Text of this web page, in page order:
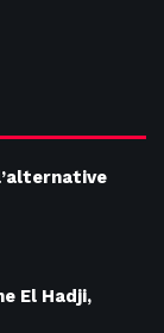
El Hadji,